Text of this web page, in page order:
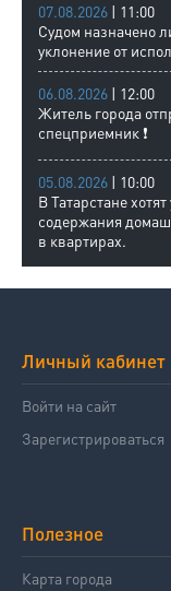
07.08.2026 | 11:00
Судом назначено
уклонение от
06.08.2026 | 12:00
Житель города
спецприемник ❗
05.08.2026 | 10:00
В Татарстане
содержания
в квартирах.
Личный кабинет
Войти на сайт
Зарегистрироваться
Полезное
Карта города